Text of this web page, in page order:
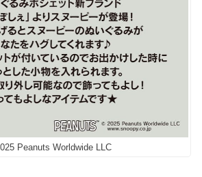
Peanuts Worldwide LLC